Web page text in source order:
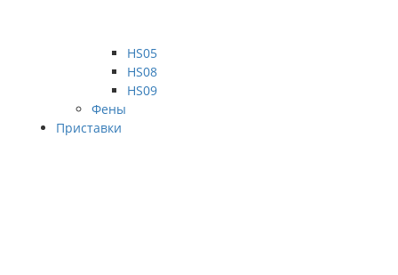
HS05
HS08
HS09
Фены
Приставки